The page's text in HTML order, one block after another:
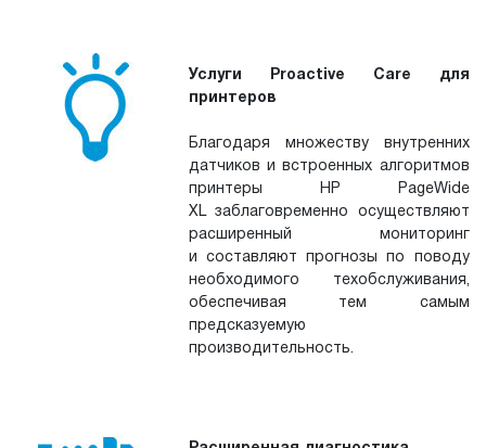
Услуги Proactive Care для
принтеров
Благодаря множеству внутренних
датчиков и встроенных алгоритмов
принтеры HP PageWide
XL заблаговременно осуществляют
расширенный мониторинг
и составляют прогнозы по поводу
необходимого техобслуживания,
обеспечивая тем самым
предсказуемую
производительность.